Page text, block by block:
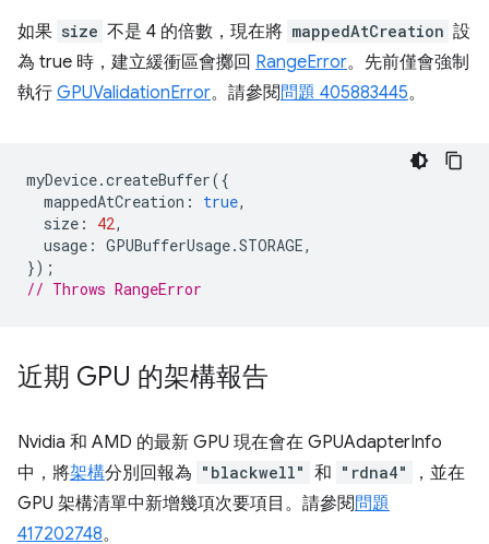
如果 size 不是 4 的倍數，現在將 mappedAtCreation 設
為 true 時，建立緩衝區會擲回 RangeError。先前僅會強制
執行 GPUValidationError。請參閱 問題 405883445。
myDevice.createBuffer({
mappedAtCreation : true,
size : 42,
usage : GPUBufferUsage.STORAGE,
});
// Throws RangeError
近期 GPU 的架構報告
Nvidia 和 AMD 的最新 GPU 現在會在 GPUAdapterInfo
中，將架構分別回報為 "blackwell" 和 "rdna4"
，並在
GPU 架構清單中新增幾項次要項目。請參閱 問題
417202748。